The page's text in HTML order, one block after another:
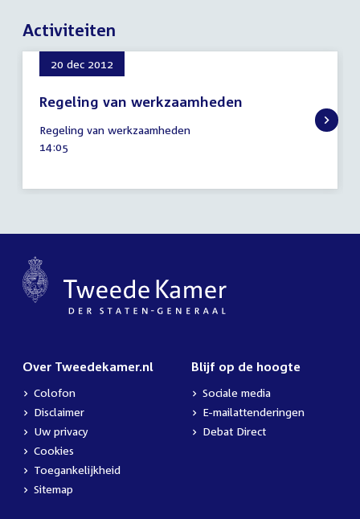
Activiteiten
20 dec 2012
Regeling van werkzaamheden
december
2012
Regeling van werkzaamheden
Tijd
14:05
Over Tweedekamer.nl
Colofon
Disclaimer
Uw privacy
Cookies
Toegankelijkheid
Sitemap
Blijf op de hoogte
Sociale media
E-mailattenderingen
Debat Direct